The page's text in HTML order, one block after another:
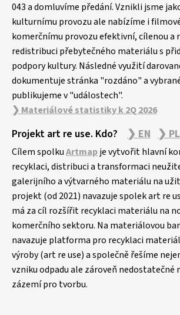
043 a domluvíme předání. Vznikli jsme
kulturnímu provozu ale nabízíme i
komerčnímu provozu efektivní, cílenou a
redistribuci přebytečného materiálu s
podpory kultury. Následné využití
dokumentuje stránka "rozdáno" a
publikujeme v "událostech".
❯ Materiálové statistiky k 2Q 2026
Projekt art re use. Kdo? ❯ EN ❯ PL
Cílem spolkuArtmapje vytvořit hlavní
recyklaci, distribuci a transformaci
galerijního a výtvarného materiálu na
projekt (od 2021) navazuje spolek art re
má za cíl rozšířit recyklaci materiálu na
komerčního sektoru. Na materiálovou
navazuje platforma pro recyklaci
výroby (art re use) a společně řešíme
vzniku odpadu ale zároveň nedostatečné
zázemí pro tvorbu.